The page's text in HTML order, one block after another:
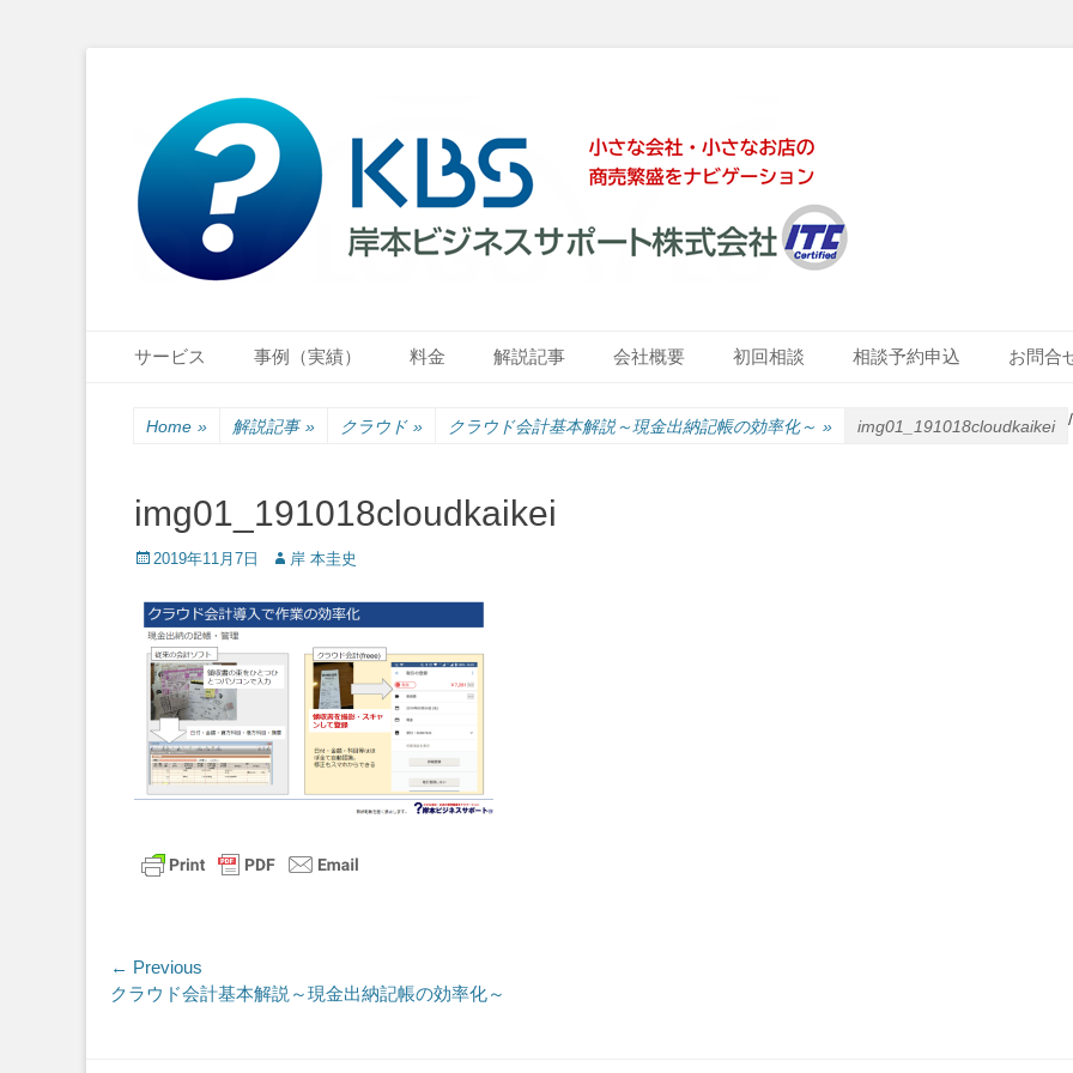
岸本ビジネスサポート株式会社
小さな会社・小さなお店のIT経営をナビゲーション
Primary Menu
サービス 事例（実績） 料金 解説記事 会社概要 初回相談 相談予約申込 お問合
Home » 解説記事 » /
クラウド » クラウド会計基本解説～現金出納記帳の効率化～ » img01_191018cloudkaikei
img01_191018cloudkaikei
Posted
2019年11月7日 Author
岸 本圭史
投
稿
← Previous
Previous
クラウド会計基本解説～現金出納記帳の効率化～